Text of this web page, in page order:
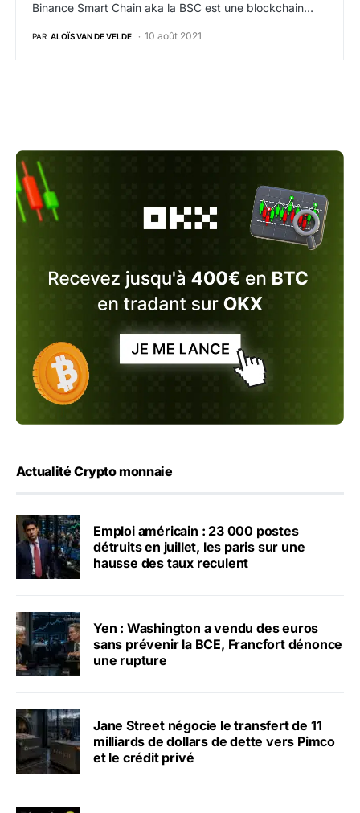
Binance Smart Chain aka la BSC est une blockchain…
PAR ALOÏS VAN DE VELDE 10 août 2021
Actualité Crypto monnaie
Emploi américain : 23 000 postes
détruits en juillet, les paris sur une
hausse des taux reculent
Yen : Washington a vendu des euros
sans prévenir la BCE, Francfort dénonce
une rupture
Jane Street négocie le transfert de 11
milliards de dollars de dette vers Pimco
et le crédit privé